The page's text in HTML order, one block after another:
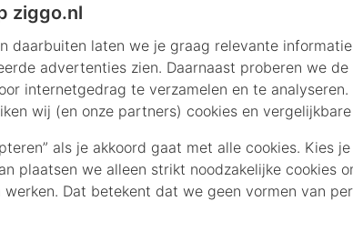
ziggo.nl
daarbuiten laten we je graag relevante
advertenties zien. Daarnaast proberen we
internetgedrag te verzamelen en te analyseren.
wij (en onze partners) cookies en
als je akkoord gaat met alle cookies. Kies je
plaatsen we alleen strikt noodzakelijke cookies
Dat betekent dat we geen vormen van